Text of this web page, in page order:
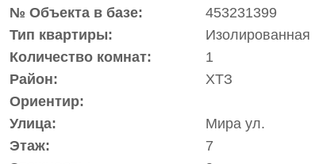
№ Объекта в базе:
453231399
Тип квартиры:
Изолированная
Количество комнат:
1
Район:
ХТЗ
Ориентир:
Улица:
Мира ул.
Этаж:
7